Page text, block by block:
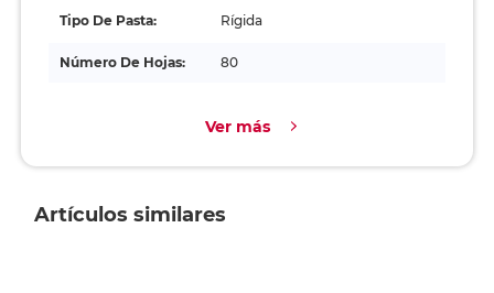
Tipo De Pasta: Rígida
Número De Hojas: 80
Ver más
Artículos similares